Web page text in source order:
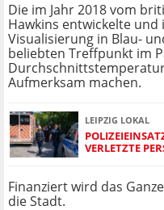
Die im Jahr 2018 vom
Hawkins entwickelte
Visualisierung in Blau-
beliebten Treffpunkt im
Aufmerksam machen.
LEIPZIG LOKAL
VERLETZTE
Finanziert wird das
die Stadt.